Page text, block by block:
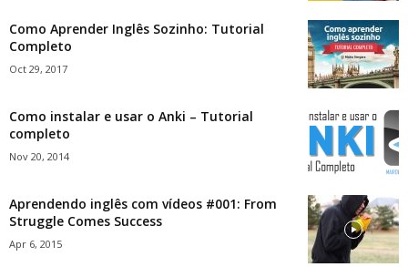
Como Aprender Inglês Sozinho: Tutorial
Completo
Oct 29, 2017
Como instalar e usar o Anki – Tutorial
completo
Nov 20, 2014
Aprendendo inglês com vídeos #001: From
Struggle Comes Success
Apr 6, 2015